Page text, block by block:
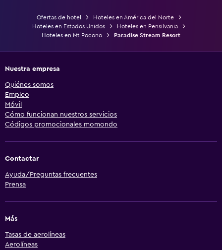
Ofertas de hotel
Hoteles en América del Norte
Hoteles en Estados Unidos
Hoteles en Pensilvania
Hoteles en Mt Pocono
Paradise Stream Resort
Nuestra empresa
Quiénes somos
Empleo
Móvil
Cómo funcionan nuestros servicios
Códigos promocionales momondo
Contactar
Ayuda/Preguntas frecuentes
Prensa
Más
Tasas de aerolíneas
Aerolíneas